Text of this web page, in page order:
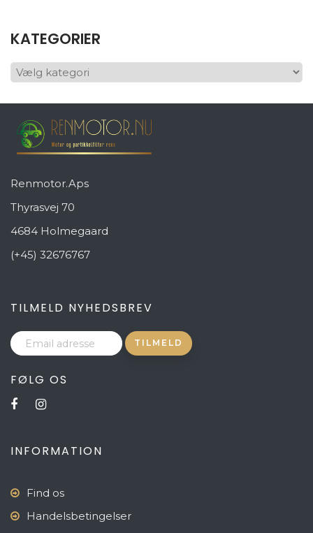
KATEGORIER
KATEGORIER
Renmotor.Aps
Thyrasvej 70
4684 Holmegaard
(+45) 32676767
TILMELD NYHEDSBREV
FØLG OS
INFORMATION
Find os
Handelsbetingelser